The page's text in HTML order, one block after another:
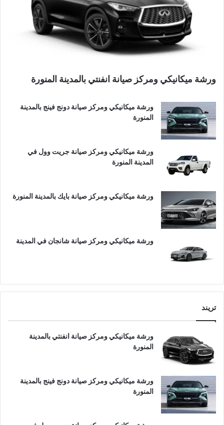
ورشة ميكانيكي ومركز صيانة انفنتي بالمدينة المنورة
ورشة ميكانيكي ومركز صيانة دونج فينج بالمدينة
المنورة
ورشة ميكانيكي ومركز صيانة جريت وول في
المدينة المنورة
ورشة ميكانيكي ومركز صيانة بايك بالمدينة المنورة
ورشة ميكانيكي ومركز صيانة شانجان في المدينة
تريند
ورشة ميكانيكي ومركز صيانة انفنتي بالمدينة
المنورة
ورشة ميكانيكي ومركز صيانة دونج فينج بالمدينة
المنورة